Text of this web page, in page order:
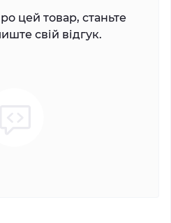
цей товар, станьте
свій відгук.